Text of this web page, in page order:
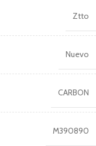
Ztto
Nuevo
CARBON
M390890